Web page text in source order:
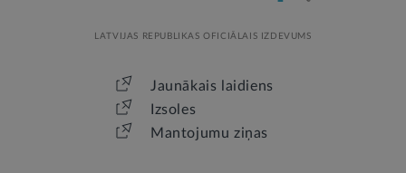
LATVIJAS REPUBLIKAS OFICIĀLAIS IZDEVUMS
Jaunākais laidiens
Izsoles
Mantojumu ziņas